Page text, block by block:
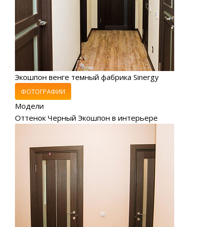
Экошпон венге темный фабрика Sinergy
ФОТОГРАФИИ
Модели
Оттенок Черный Экошпон в интерьере